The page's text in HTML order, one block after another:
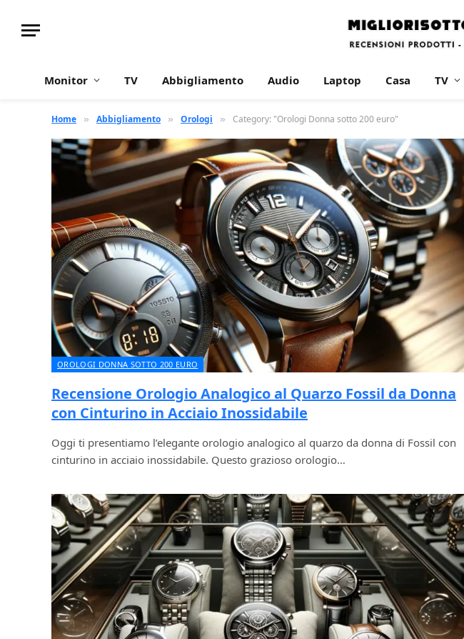
Monitor TV Abbigliamento Audio Laptop Casa TV
Home » Abbigliamento » Orologi » Category: "Orologi Donna sotto 200 euro"
OROLOGI DONNA SOTTO 200 EURO
Recensione Orologio Analogico al Quarzo Fossil da Donna
con Cinturino in Acciaio Inossidabile
Oggi ti presentiamo l’elegante orologio analogico al quarzo da donna di Fossil con
cinturino in acciaio inossidabile. Questo grazioso orologio…